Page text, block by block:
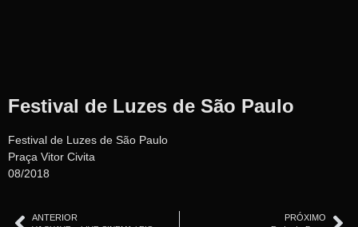
Festival de Luzes de São Paulo
Festival de Luzes de São Paulo
Praça Vitor Civita
08/2018
ANTERIOR PRÓXIMO